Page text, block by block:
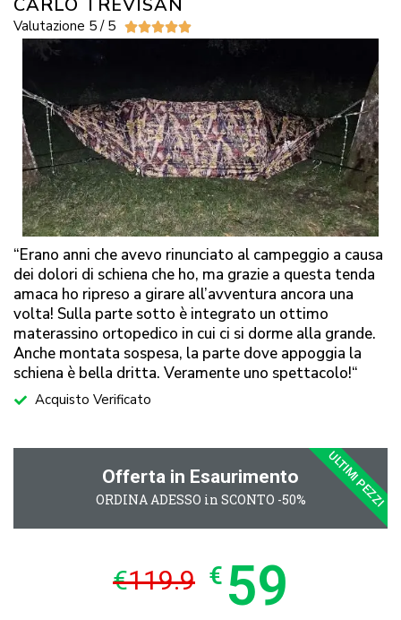
Valutazione 5 / 5 
“Erano anni che avevo rinunciato al campeggio a causa
dei dolori di schiena che ho, ma grazie a questa tenda
amaca ho ripreso a girare all’avventura ancora una
volta! Sulla parte sotto è integrato un ottimo
materassino ortopedico in cui ci si dorme alla grande.
Anche montata sospesa, la parte dove appoggia la
schiena è bella dritta. Veramente uno spettacolo!“
Acquisto Verificato
Offerta in Esaurimento
ORDINA ADESSO in SCONTO -50%
€119.9 € 59
ULTIMI PEZZI